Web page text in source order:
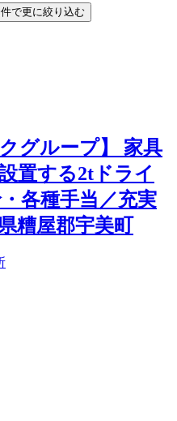
件で更に絞り込む
グループ】 家具
置する2tドライ
各種手当／充実
糟屋郡宇美町